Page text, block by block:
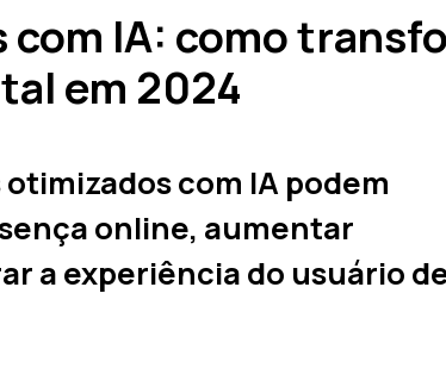
IA: como
em 2024
com IA podem
online, aumentar
a experiência do usuário